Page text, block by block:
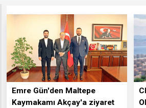
Emre Gün'den Maltepe
Kaymakamı Akçay'a ziyaret